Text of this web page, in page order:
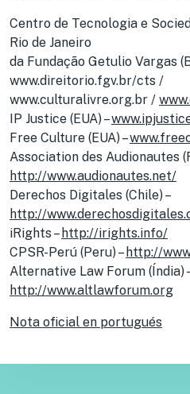
Centro de Tecnologia e
Rio de Janeiro
da Fundação Getulio Vargas
www.direitorio.fgv.br/cts /
www.culturalivre.org.br /
IP Justice (EUA) –
Free Culture (EUA) –
Association des Audionautes
http://www.audionautes.net/
Derechos Digitales (Chile) –
http://
iRights – http://irights.info/
CPSR-Perú (Peru) – http://
Alternative Law Forum (Índia) –
http://www.altlawforum.org
Nota oficial en portugués